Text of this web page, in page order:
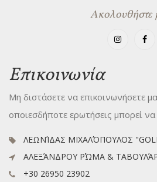
Ακολουθήστε
Επικοινωνία
Μη διστάσετε να επικοινωνήσετε
οποιεσδήποτε ερωτήσεις μπορεί να
ΛΕΩΝΊΔΑΣ ΜΙΧΑΛΌΠΟΥΛΟΣ
ΑΛΕΞΆΝΔΡΟΥ ΡΏΜΑ &
+30 26950 23902